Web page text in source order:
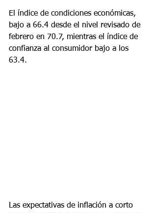
El índice de condiciones económicas,
bajo a 66.4 desde el nivel revisado de
febrero en 70.7, mientras el índice de
confianza al consumidor bajo a los
63.4.
Las expectativas de inflación a corto